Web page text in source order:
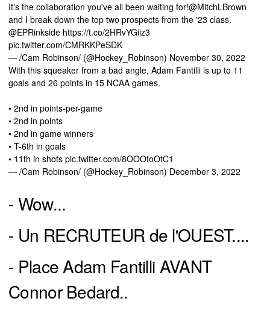
It's the collaboration you've all been waiting for!@MitchLBrown
and I break down the top two prospects from the '23 class.
@EPRinkside https://t.co/2HRvYGiiz3
pic.twitter.com/CMRKKPeSDK
— /Cam Robinson/ (@Hockey_Robinson) November 30, 2022
With this squeaker from a bad angle, Adam Fantilli is up to 11
goals and 26 points in 15 NCAA games.
• 2nd in points-per-game
• 2nd in points
• 2nd in game winners
• T-6th in goals
• 11th in shots pic.twitter.com/8OOOtoOtC1
— /Cam Robinson/ (@Hockey_Robinson) December 3, 2022
- Wow...
- Un RECRUTEUR de l'OUEST....
- Place Adam Fantilli AVANT
Connor Bedard..